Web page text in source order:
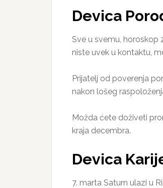
Devica
Sve u svemu, horoskop
niste uvek u kontaktu,
Prijatelj od poverenja
nakon lošeg
Možda ćete doživeti
kraja decembra.
Devica
7. marta Saturn ulazi u